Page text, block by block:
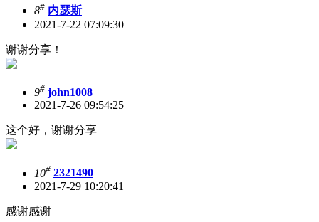
8# 内瑟斯
2021-7-22 07:09:30
谢谢分享！
9# john1008
2021-7-26 09:54:25
这个好，谢谢分享
10# 2321490
2021-7-29 10:20:41
感谢感谢